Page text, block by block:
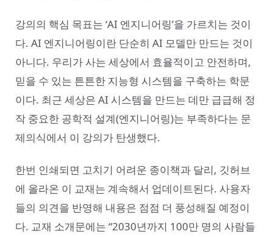
강의의 핵심 목표는 ‘AI 엔지니어링’을 가르치는 것이
다. AI 엔지니어링이란 단순히 AI 모델만 만드는 것이
아니다. 우리가 사는 세상에서 효율적이고 안전하며,
믿을 수 있는 튼튼한 지능형 시스템을 구축하는 학문
이다. 최근 세상은 AI 시스템을 만드는 데만 급급해 정
작 중요한 공학적 설계(엔지니어링)는 부족하다는 문
제의식에서 이 강의가 탄생했다.
한번 인쇄되면 고치기 어려운 종이책과 달리, 깃허브
에 올라온 이 교재는 계속해서 업데이트된다. 사용자
들의 의견을 반영해 내용은 점점 더 풍성해질 예정이
다. 교재 소개문에는 “2030년까지 100만 명의 사람들